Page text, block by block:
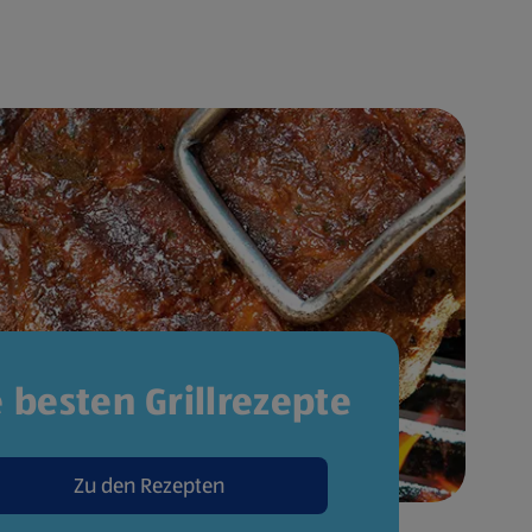
besten Grillrezepte
Zu den Rezepten